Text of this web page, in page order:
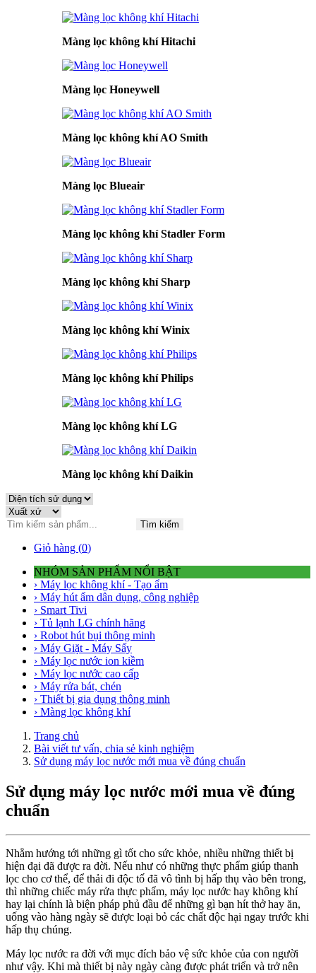
Màng lọc không khí Hitachi
Màng lọc Honeywell
Màng lọc không khí AO Smith
Màng lọc Blueair
Màng lọc không khí Stadler Form
Màng lọc không khí Sharp
Màng lọc không khí Winix
Màng lọc không khí Philips
Màng lọc không khí LG
Màng lọc không khí Daikin
Tìm kiếm
Giỏ hàng (0)
NHÓM SẢN PHẨM NỔI BẬT
› Máy lọc không khí - Tạo ẩm
› Máy hút ẩm dân dụng, công nghiệp
› Smart Tivi
› Tủ lạnh LG chính hãng
› Robot hút bụi thông minh
› Máy Giặt - Máy Sấy
› Máy lọc nước ion kiềm
› Máy lọc nước cao cấp
› Máy rửa bát, chén
› Thiết bị gia dụng thông minh
› Màng lọc không khí
Trang chủ
Bài viết tư vấn, chia sẻ kinh nghiệm
Sử dụng máy lọc nước mới mua về đúng chuẩn
Sử dụng máy lọc nước mới mua về đúng
chuẩn
Nhằm hướng tới những gì tốt cho sức khỏe, nhiều những thiết bị
hiện đại đã được ra đời. Nếu như có những thực phẩm giúp thanh
lọc cho cơ thể, để thải đi độc tố đã vô tình bị hấp thụ vào bên trong,
thì những chiếc máy rửa thực phẩm, máy lọc nước hay không khí
hay lại chính là biện pháp phủ đầu để những gì bạn hít thở hay ăn,
uống vào hàng ngày sẽ được loại bỏ các chất độc hại ngay trước khi
hấp thụ chúng.
Máy lọc nước ra đời với mục đích bảo vệ sức khỏe của con người
như vậy. Khi mà thiết bị này ngày càng được phát triển và trở nên